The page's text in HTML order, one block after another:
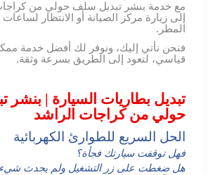
مع خدمة بنشر تبديل سلف حولي من
إلى زيارة مركز الصيانة أو الانتظار
المطر.
فنحن نأتي إليك، ونوفر لك أفضل خدمة
قياسي، لتعود إلى الطريق بسرعة وثقة.
تبديل بطاريات السيارة |
حولي من كراجات الراشد
الحل السريع للطوارئ الكهربائية
فهل توقفت سيارتك فجأة؟
هل ضغطت على زر التشغيل ولم يحدث